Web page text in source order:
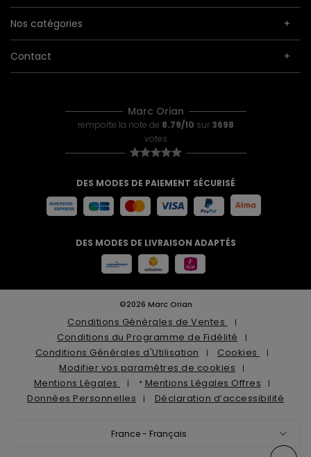
Nos catégories
Contact
Marc Orian
remporte la note de 8.79/10 sur 3698
votes
DES MODES DE PAIEMENT SÉCURISÉ
DES MODES DE LIVRAISON ADAPTÉS
©2026 Marc Orian
Conditions Générales de Ventes
Conditions du Programme de Fidélité
Conditions Générales d'Utilisation
Cookies
Modifier vos paramètres de cookies
Mentions Légales
* Mentions Légales Offres
Données Personnelles
Déclaration d’accessibilité
France - Français